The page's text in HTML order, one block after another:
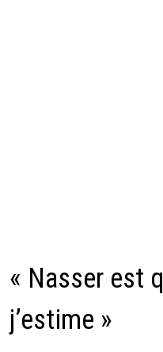
« Nasser est
j’estime »